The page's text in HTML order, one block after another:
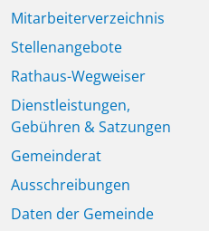
Mitarbeiterverzeichnis
Stellenangebote
Rathaus-Wegweiser
Dienstleistungen,
Gebühren & Satzungen
Gemeinderat
Ausschreibungen
Daten der Gemeinde